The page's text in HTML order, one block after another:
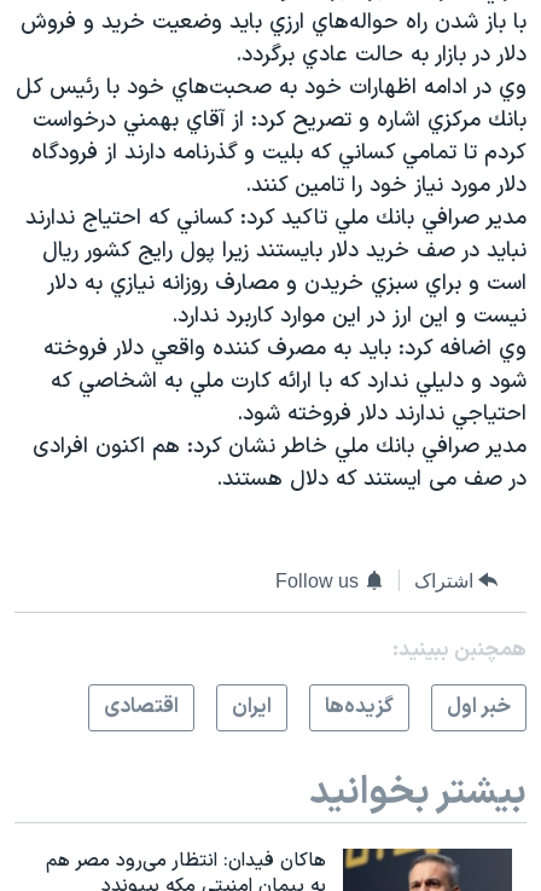
با باز شدن راه حواله‌هاي ارزي بايد وضعيت خريد و فروش
دلار در بازار به حالت عادي برگردد.
وي در ادامه اظهارات خود به صحبت‌هاي خود با رئيس كل
بانك مركزي اشاره و تصريح كرد: از آقاي بهمني درخواست
كردم تا تمامي كساني كه بليت و گذرنامه دارند از فرودگاه
دلار مورد نياز خود را تامين كنند.
مدير صرافي بانك ملي تاكيد كرد: كساني كه احتياج ندارند
نبايد در صف خريد دلار بايستند زيرا پول رايج كشور ريال
است و براي سبزي خريدن و مصارف روزانه نيازي به دلار
نيست و اين ارز در اين موارد كاربرد ندارد.
وي اضافه كرد: بايد به مصرف كننده واقعي دلار فروخته
شود و دليلي ندارد كه با ارائه كارت ملي به اشخاصي كه
احتياجي ندارند دلار فروخته شود.
مدير صرافي بانك ملي خاطر نشان کرد: هم اکنون افرادی
در صف می ایستند که دلال هستند.
اشتراک Follow us
همچنبن ببینید:
خبر اول
گزيده‌ها ايران اقتصادی
بیشتر بخوانید
هاکان فیدان: انتظار می‌رود مصر هم